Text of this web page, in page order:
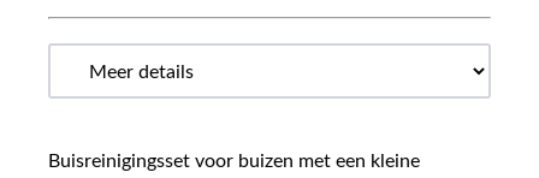
Buisreinigingsset voor buizen met een kleine